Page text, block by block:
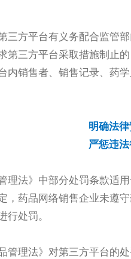
三方平台有义务配合监管
第三方平台采取措施制止
内销售者、销售记录、药
明确法
严惩违
理法》中部分处罚条款适
，药品网络销售企业未遵
行处罚。
管理法》对第三方平台的